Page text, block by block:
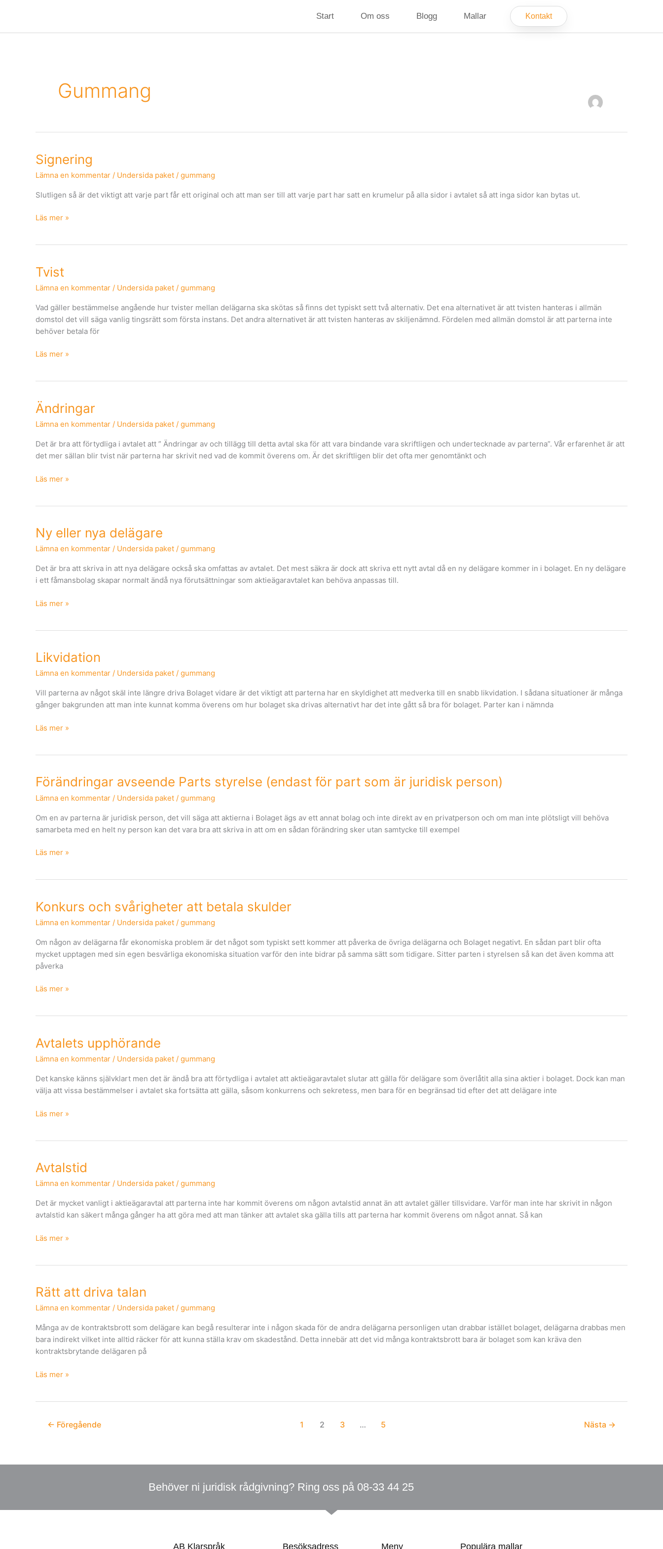
Start Om oss Blogg Mallar Kontakt
Gummang
Signering
Lämna en kommentar / Undersida paket / gummang
Slutligen så är det viktigt att varje part får ett original och att man ser till att varje part har satt en krumelur på alla sidor i avtalet så att inga sidor kan bytas ut.
Signering
Läs mer »
Tvist
Lämna en kommentar / Undersida paket / gummang
Vad gäller bestämmelse angående hur tvister mellan delägarna ska skötas så finns det typiskt sett två alternativ. Det ena alternativet är att tvisten hanteras i allmän
domstol det vill säga vanlig tingsrätt som första instans. Det andra alternativet är att tvisten hanteras av skiljenämnd. Fördelen med allmän domstol är att parterna inte
behöver betala för
Tvist
Läs mer »
Ändringar
Lämna en kommentar / Undersida paket / gummang
Det är bra att förtydliga i avtalet att ” Ändringar av och tillägg till detta avtal ska för att vara bindande vara skriftligen och undertecknade av parterna”. Vår erfarenhet är att
det mer sällan blir tvist när parterna har skrivit ned vad de kommit överens om. Är det skriftligen blir det ofta mer genomtänkt och
Ändringar
Läs mer »
Ny eller nya delägare
Lämna en kommentar / Undersida paket / gummang
Det är bra att skriva in att nya delägare också ska omfattas av avtalet. Det mest säkra är dock att skriva ett nytt avtal då en ny delägare kommer in i bolaget. En ny delägare
i ett fåmansbolag skapar normalt ändå nya förutsättningar som aktieägaravtalet kan behöva anpassas till.
Ny
eller
nya
delägare
Läs mer »
Likvidation
Lämna en kommentar / Undersida paket / gummang
Vill parterna av något skäl inte längre driva Bolaget vidare är det viktigt att parterna har en skyldighet att medverka till en snabb likvidation. I sådana situationer är många
gånger bakgrunden att man inte kunnat komma överens om hur bolaget ska drivas alternativt har det inte gått så bra för bolaget. Parter kan i nämnda
Likvidation
Läs mer »
Förändringar avseende Parts styrelse (endast för part som är juridisk person)
Lämna en kommentar / Undersida paket / gummang
Om en av parterna är juridisk person, det vill säga att aktierna i Bolaget ägs av ett annat bolag och inte direkt av en privatperson och om man inte plötsligt vill behöva
samarbeta med en helt ny person kan det vara bra att skriva in att om en sådan förändring sker utan samtycke till exempel
Förändringar
Parts
styrelse
(endast
part
Läs mer »
Konkurs och svårigheter att betala skulder
Lämna en kommentar / Undersida paket / gummang
Om någon av delägarna får ekonomiska problem är det något som typiskt sett kommer att påverka de övriga delägarna och Bolaget negativt. En sådan part blir ofta
mycket upptagen med sin egen besvärliga ekonomiska situation varför den inte bidrar på samma sätt som tidigare. Sitter parten i styrelsen så kan det även komma att
påverka
Konkurs
svårigheter
att
betala
skulder
Läs mer »
Avtalets upphörande
Lämna en kommentar / Undersida paket / gummang
Det kanske känns självklart men det är ändå bra att förtydliga i avtalet att aktieägaravtalet slutar att gälla för delägare som överlåtit alla sina aktier i bolaget. Dock kan man
välja att vissa bestämmelser i avtalet ska fortsätta att gälla, såsom konkurrens och sekretess, men bara för en begränsad tid efter det att delägare inte
Avtalets
Läs mer »
Avtalstid
Lämna en kommentar / Undersida paket / gummang
Det är mycket vanligt i aktieägaravtal att parterna inte har kommit överens om någon avtalstid annat än att avtalet gäller tillsvidare. Varför man inte har skrivit in någon
avtalstid kan säkert många gånger ha att göra med att man tänker att avtalet ska gälla tills att parterna har kommit överens om något annat. Så kan
Avtalstid
Läs mer »
Rätt att driva talan
Lämna en kommentar / Undersida paket / gummang
Många av de kontraktsbrott som delägare kan begå resulterar inte i någon skada för de andra delägarna personligen utan drabbar istället bolaget, delägarna drabbas men
bara indirekt vilket inte alltid räcker för att kunna ställa krav om skadestånd. Detta innebär att det vid många kontraktsbrott bara är bolaget som kan kräva den
kontraktsbrytande delägaren på
Rätt
driva
talan
Läs mer »
← Föregående 1 2 3 … 5 Nästa →
Behöver ni juridisk rådgivning? Ring oss på 08-33 44 25
AB Klarspråk Besöksadress Meny Populära mallar